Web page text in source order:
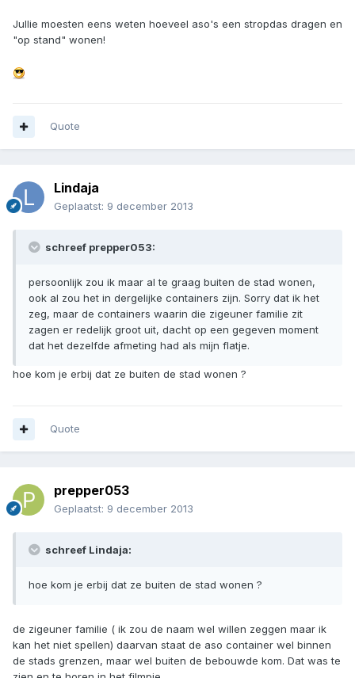
Jullie moesten eens weten hoeveel aso's een stropdas dragen en
"op stand" wonen!
Quote
Lindaja
Geplaatst: 9 december 2013
schreef prepper053:
persoonlijk zou ik maar al te graag buiten de stad wonen,
ook al zou het in dergelijke containers zijn. Sorry dat ik het
zeg, maar de containers waarin die zigeuner familie zit
zagen er redelijk groot uit, dacht op een gegeven moment
dat het dezelfde afmeting had als mijn flatje.
hoe kom je erbij dat ze buiten de stad wonen ?
Quote
prepper053
Geplaatst: 9 december 2013
schreef Lindaja:
hoe kom je erbij dat ze buiten de stad wonen ?
de zigeuner familie ( ik zou de naam wel willen zeggen maar ik
kan het niet spellen) daarvan staat de aso container wel binnen
de stads grenzen, maar wel buiten de bebouwde kom. Dat was te